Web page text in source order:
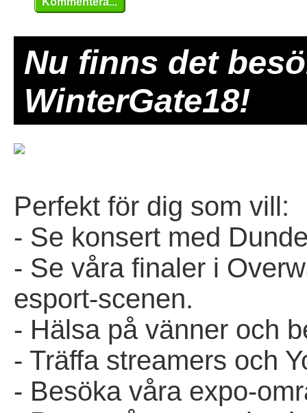
Nu finns det
WinterGate18​!
Perfekt för dig som vill:
- Se konsert med
- Se våra finaler i
esport-scenen.
- Hälsa på vänner och
- Träffa streamers och
- Besöka våra expo-